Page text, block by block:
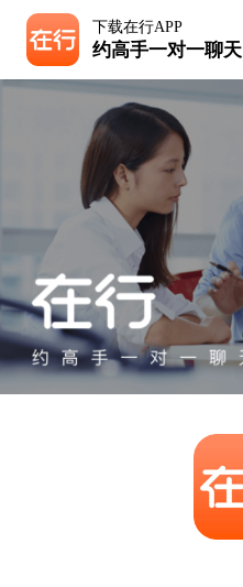
下载在行APP
约高手一对一聊天